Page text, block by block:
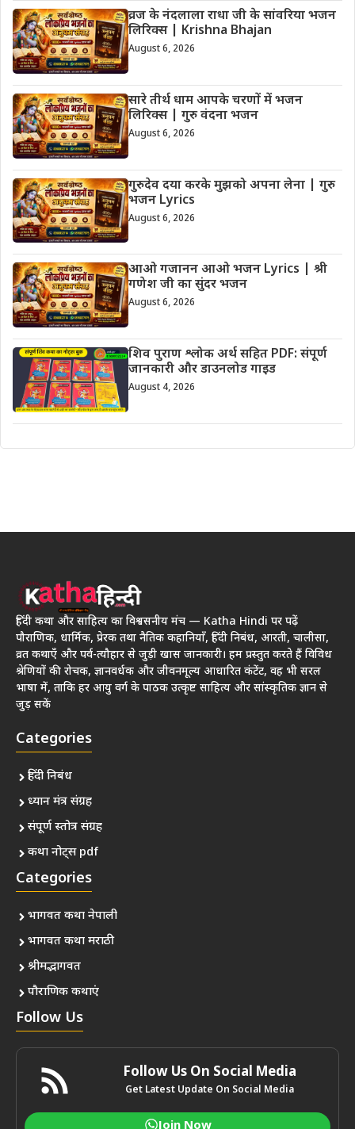
व्रज के नंदलाला राधा जी के सांवरिया भजन
लिरिक्स | Krishna Bhajan
August 6, 2026
सारे तीर्थ धाम आपके चरणों में भजन
लिरिक्स | गुरु वंदना भजन
August 6, 2026
गुरुदेव दया करके मुझको अपना लेना | गुरु
भजन Lyrics
August 6, 2026
आओ गजानन आओ भजन Lyrics | श्री
गणेश जी का सुंदर भजन
August 6, 2026
शिव पुराण श्लोक अर्थ सहित PDF: संपूर्ण
जानकारी और डाउनलोड गाइड
August 4, 2026
हिंदी कथा और साहित्य का विश्वसनीय मंच — Katha Hindi पर पढ़ें
पौराणिक, धार्मिक, प्रेरक तथा नैतिक कहानियाँ, हिंदी निबंध, आरती, चालीसा,
व्रत कथाएँ और पर्व-त्यौहार से जुड़ी खास जानकारी। हम प्रस्तुत करते हैं विविध
श्रेणियों की रोचक, ज्ञानवर्धक और जीवनमूल्य आधारित कंटेंट, वह भी सरल
भाषा में, ताकि हर आयु वर्ग के पाठक उत्कृष्ट साहित्य और सांस्कृतिक ज्ञान से
जुड़ सकें
Categories
हिंदी निबंध
ध्यान मंत्र संग्रह
संपूर्ण स्तोत्र संग्रह
कथा नोट्स pdf
Categories
भागवत कथा नेपाली
भागवत कथा मराठी
श्रीमद्भागवत
पौराणिक कथाएं
Follow Us
Follow Us On Social Media
Get Latest Update On Social Media